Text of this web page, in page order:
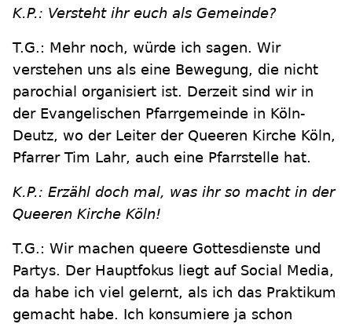
K.P.: Versteht ihr euch als Gemeinde?
T.G.: Mehr noch, würde ich sagen. Wir
verstehen uns als eine Bewegung, die nicht
parochial organisiert ist. Derzeit sind wir in
der Evangelischen Pfarrgemeinde in Köln-
Deutz, wo der Leiter der Queeren Kirche Köln,
Pfarrer Tim Lahr, auch eine Pfarrstelle hat.
K.P.: Erzähl doch mal, was ihr so macht in der
Queeren Kirche Köln!
T.G.: Wir machen queere Gottesdienste und
Partys. Der Hauptfokus liegt auf Social Media,
da habe ich viel gelernt, als ich das Praktikum
gemacht habe. Ich konsumiere ja schon